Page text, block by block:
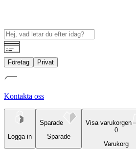
Företag Privat
Kontakta oss
Logga in
Sparade
Sparade
Visa varukorgen
0
Varukorg